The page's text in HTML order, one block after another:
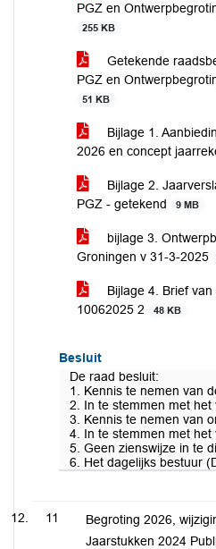
PGZ en
255 KB
Getekende
PGZ en
51 KB
Bijlage 1.
2026 en concept
Bijlage 2.
PGZ - getekend
9 MB
bijlage 3.
Groningen v 31-3-2025
Bijlage 4. Brief
10062025 2
48 KB
Besluit
De raad besluit:
1. Kennis te nemen van
2. In te stemmen met
3. Kennis te nemen van
4. In te stemmen met
5. Geen zienswijze in te
6. Het dagelijks bestuur
11
Begroting 2026,
Jaarstukken 2024